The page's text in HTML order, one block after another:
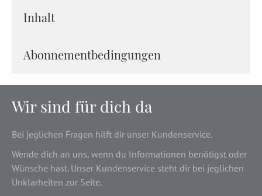
Inhalt
Abonnementbedingungen
Wir sind für dich da
Bei jeglichen Fragen hilft dir unser Kundenservice.
Wende dich an uns, wenn du Informationen benötigst oder
Wünsche hast. Unser Kundenservice steht dir bei jeglichen
Unklarheiten zur Seite.